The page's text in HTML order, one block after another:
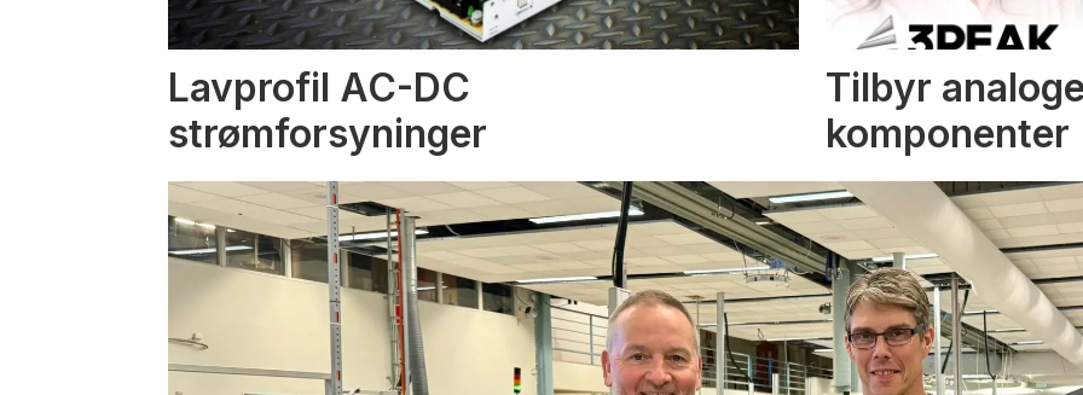
Lavprofil AC-DC
strømforsyninger
Tilbyr
komponenter